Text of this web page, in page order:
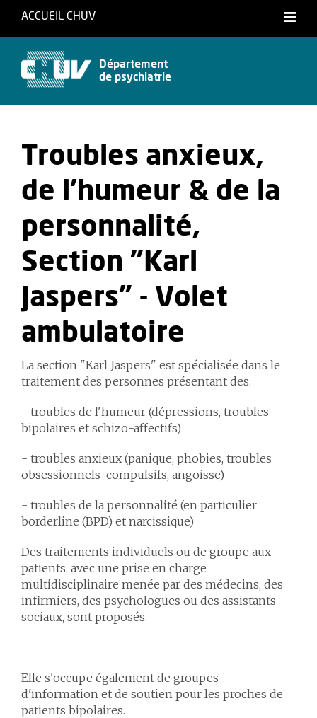
ACCUEIL CHUV
Département
de psychiatrie
Troubles anxieux,
de l'humeur & de la
personnalité,
Section "Karl
Jaspers" - Volet
ambulatoire
La section "Karl Jaspers" est spécialisée dans le
traitement des personnes présentant des:
- troubles de l'humeur (dépressions, troubles
bipolaires et schizo-affectifs)
- troubles anxieux (panique, phobies, troubles
obsessionnels-compulsifs, angoisse)
- troubles de la personnalité (en particulier
borderline (BPD) et narcissique)
Des traitements individuels ou de groupe aux
patients, avec une prise en charge
multidisciplinaire menée par des médecins, des
infirmiers, des psychologues ou des assistants
sociaux, sont proposés.
Elle s'occupe également de groupes
d'information et de soutien pour les proches de
patients bipolaires.